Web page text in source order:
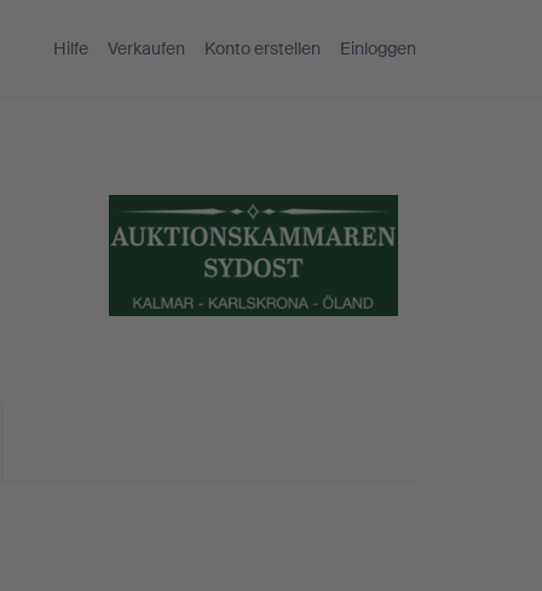
Hilfe Verkaufen Konto erstellen Einloggen